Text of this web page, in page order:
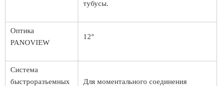
тубусы.
Оптика
PANOVIEW
12°
Система
быстроразъемных
Для моментального соединения